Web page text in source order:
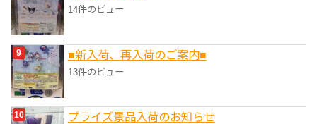
14件のビュー
■新入荷、再入荷のご案内■
13件のビュー
プライズ景品入荷のお知らせ